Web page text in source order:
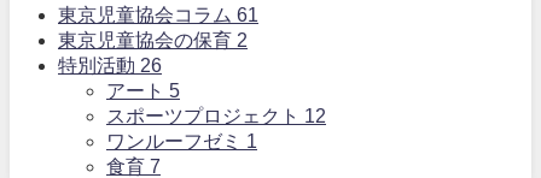
東京児童協会コラム 61
東京児童協会の保育 2
特別活動 26
アート 5
スポーツプロジェクト 12
ワンルーフゼミ 1
食育 7